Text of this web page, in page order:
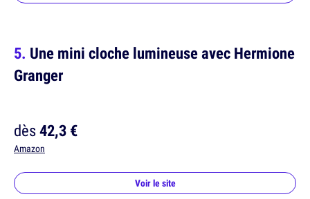
Une mini cloche lumineuse avec Hermione
Granger
dès42,3 €
Amazon
Voir le site